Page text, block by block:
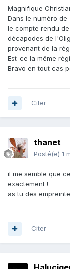
Magnifique
Dans le numéro
le compte rendu
décapodes de
provenant de la
Est-ce la même
Bravo en tout cas
Citer
thanet
Posté(e) 1
il me semble que
exactement !
as tu des
Citer